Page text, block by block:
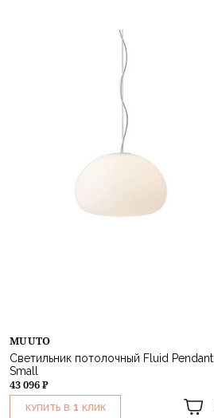
MUUTO
Светильник потолочный Fluid Pendant
Small
43 096 ₽
КУПИТЬ В 1 КЛИК